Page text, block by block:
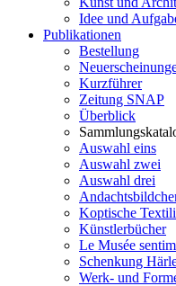
Idee und
Publikationen
Bestellung
Kurzführer
Zeitung SNAP
Überblick
Auswahl eins
Auswahl zwei
Auswahl drei
Koptische
Künstlerbücher
Le Musée
Schenkung
Werk- und